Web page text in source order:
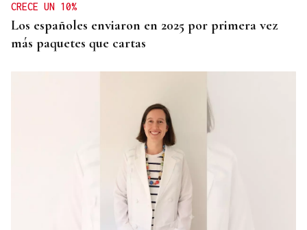
CRECE UN 10%
Los españoles enviaron en 2025 por primera vez
más paquetes que cartas